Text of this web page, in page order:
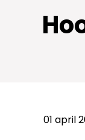
01 april